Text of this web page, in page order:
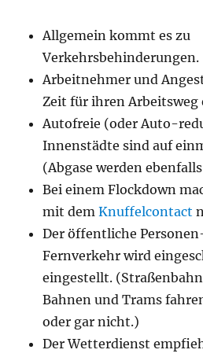
Allgemein kommt es zu
Verkehrsbehinderungen.
Arbeitnehmer und
Zeit für ihren Arbeitsweg
Autofreie (oder Auto-
Innenstädte sind auf
(Abgase werden
Bei einem Flockdown
mit demKnuffelcontact
Der öffentliche
Fernverkehr wird
eingestellt.
Bahnen und Trams
oder gar nicht.)
Der Wetterdienst